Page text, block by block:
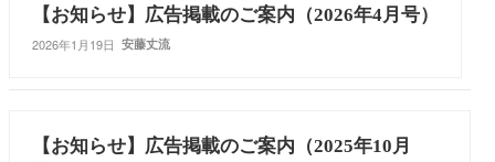
【お知らせ】広告掲載のご案内（2026年4月号）
安藤丈流
2026年1月19日
【お知らせ】広告掲載のご案内（2025年10月